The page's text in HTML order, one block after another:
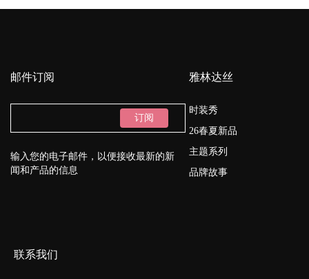
邮件订阅
订阅
输入您的电子邮件，以便接收最新的新
闻和产品的信息
雅林达丝
时装秀
26春夏新品
主题系列
品牌故事
联系我们